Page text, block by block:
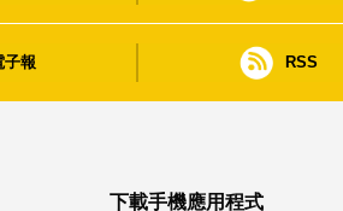
子報 RSS
下載手機應用程式